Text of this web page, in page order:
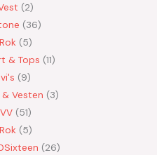
2
36
Rok 5
& Tops 11
9
& Vesten
3
51
Rok 5
26